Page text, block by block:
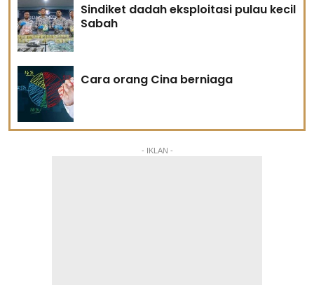
Sindiket dadah eksploitasi pulau kecil
Sabah
Cara orang Cina berniaga
- IKLAN -